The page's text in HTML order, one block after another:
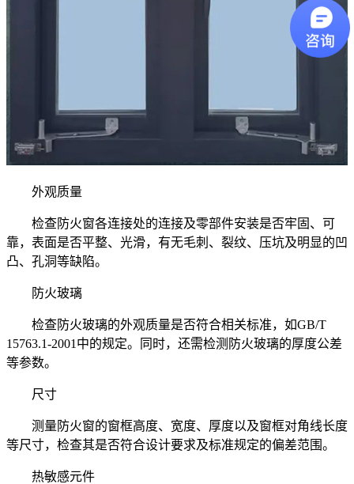
外观质量
检查防火窗各连接处的连接及零部件安装是否牢固、可
靠，表面是否平整、光滑，有无毛刺、裂纹、压坑及明显的凹
凸、孔洞等缺陷。
防火玻璃
检查防火玻璃的外观质量是否符合相关标准，如GB/T
15763.1-2001中的规定。同时，还需检测防火玻璃的厚度公差
等参数。
尺寸
测量防火窗的窗框高度、宽度、厚度以及窗框对角线长度
等尺寸，检查其是否符合设计要求及标准规定的偏差范围。
热敏感元件